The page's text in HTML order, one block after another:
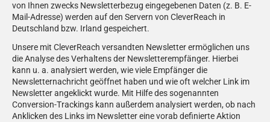
von Ihnen zwecks Newsletterbezug eingegebenen Daten (z. B. E-
Mail-Adresse) werden auf den Servern von CleverReach in
Deutschland bzw. Irland gespeichert.
Unsere mit CleverReach versandten Newsletter ermöglichen uns
die Analyse des Verhaltens der Newsletterempfänger. Hierbei
kann u. a. analysiert werden, wie viele Empfänger die
Newsletternachricht geöffnet haben und wie oft welcher Link im
Newsletter angeklickt wurde. Mit Hilfe des sogenannten
Conversion-Trackings kann außerdem analysiert werden, ob nach
Anklicken des Links im Newsletter eine vorab definierte Aktion